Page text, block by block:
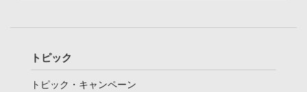
トピック
トピック・キャンペーン